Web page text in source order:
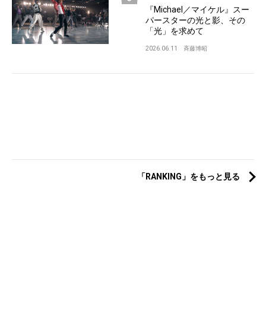
『Michael／マイケル』スー
パースターの光と影、その
「光」を求めて
2026.06.11 斉藤博昭
「RANKING」をもっと見る